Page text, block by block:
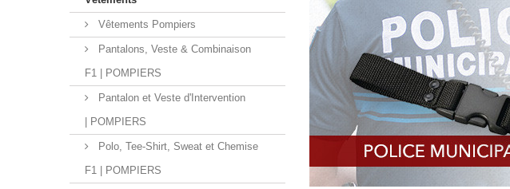
Vêtements Pompiers
Pantalons, Veste & Combinaison
F1 | POMPIERS
Pantalon et Veste d'Intervention
| POMPIERS
Polo, Tee-Shirt, Sweat et Chemise
F1 | POMPIERS